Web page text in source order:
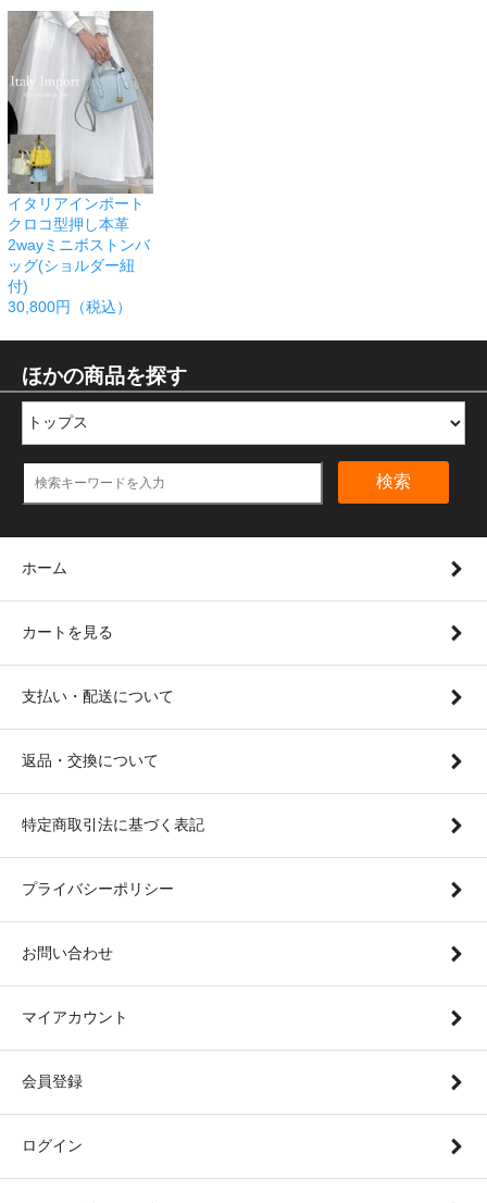
イタリアインポート
クロコ型押し本革
2wayミニボストンバ
ッグ(ショルダー紐
付)
30,800円（税込）
ほかの商品を探す
検索
ホーム
カートを見る
支払い・配送について
返品・交換について
特定商取引法に基づく表記
プライバシーポリシー
お問い合わせ
マイアカウント
会員登録
ログイン